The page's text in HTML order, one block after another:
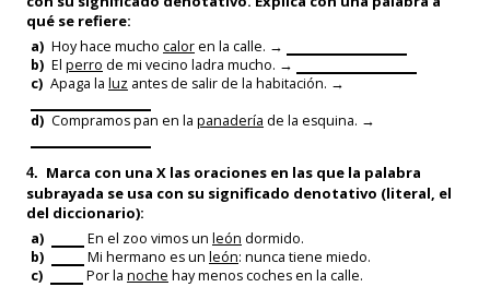
qué se refiere:
a) Hoy hace mucho calor en la calle. →
b) El perro de mi vecino ladra mucho. →
c) Apaga la luz antes de salir de la habitación. →
d) Compramos pan en la panadería de la esquina. →
4. Marca con una X las oraciones en las que la palabra
subrayada se usa con su significado denotativo (literal, el
del diccionario):
a) En el zoo vimos un león dormido.
b)
Mi hermano es un león: nunca tiene miedo.
c)
Por la noche hay menos coches en la calle.